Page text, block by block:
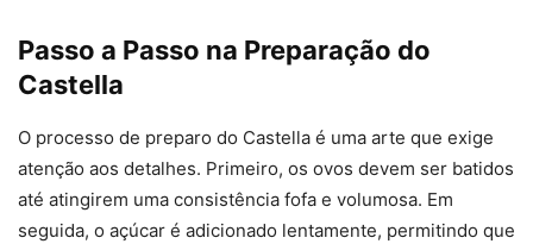
Passo a Passo na Preparação do
Castella
O processo de preparo do Castella é uma arte que exige
atenção aos detalhes. Primeiro, os ovos devem ser batidos
até atingirem uma consistência fofa e volumosa. Em
seguida, o açúcar é adicionado lentamente, permitindo que